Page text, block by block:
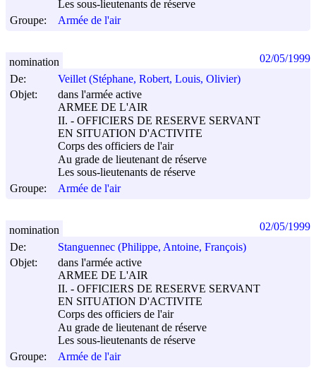
Les sous-lieutenants de réserve
Groupe:
Armée de l'air
De:
Veillet (Stéphane, Robert, Louis, Olivier)
Objet:
dans l'armée active
ARMEE DE L'AIR
II. - OFFICIERS DE RESERVE SERVANT
EN SITUATION D'ACTIVITE
Corps des officiers de l'air
Au grade de lieutenant de réserve
Les sous-lieutenants de réserve
Groupe:
Armée de l'air
nomination 02/05/1999
De:
Stanguennec (Philippe, Antoine, François)
Objet:
dans l'armée active
ARMEE DE L'AIR
II. - OFFICIERS DE RESERVE SERVANT
EN SITUATION D'ACTIVITE
Corps des officiers de l'air
Au grade de lieutenant de réserve
Les sous-lieutenants de réserve
Groupe:
Armée de l'air
nomination 02/05/1999